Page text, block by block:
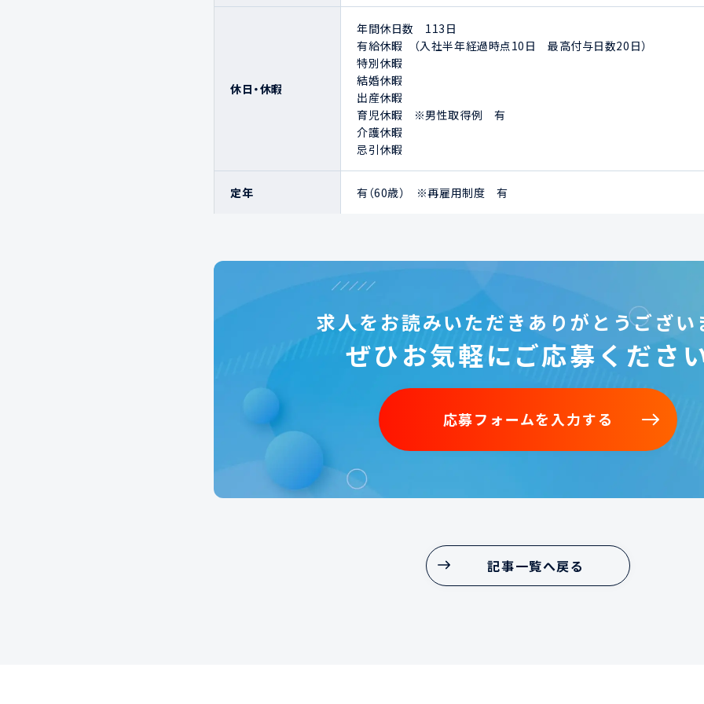
休日・休暇
年間休日数　113日
有給休暇　（入社半年経過時点10日　最高付与日数20日）
特別休暇
結婚休暇
出産休暇
育児休暇　※男性取得例　有
介護休暇
忌引休暇
定年 有（60歳）　※再雇用制度　有
求人をお読みいただき ありがとうござい
ぜひお気軽にご応募くださ
応募フォームを入力する
記事一覧へ戻る
記事一覧へ戻る